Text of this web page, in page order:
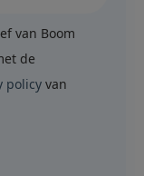
van Boom
de
policy van